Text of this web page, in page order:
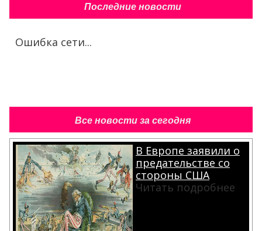
Последние новости
Ошибка сети...
Все новости за сегодня
В Европе заявили о
предательстве со
стороны США
Читать подробнее